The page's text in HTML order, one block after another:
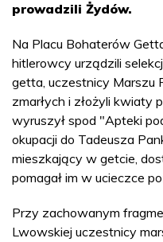
prowadzili Żydów.
Na Placu Bohaterów
hitlerowcy urządzili
getta, uczestnicy Marszu
zmarłych i złożyli kwiaty
wyruszył spod "Apteki
okupacji do Tadeusza
mieszkający w getcie,
pomagał im w ucieczce
Przy zachowanym
Lwowskiej uczestnicy